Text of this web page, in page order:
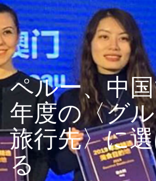
ペルー、中
年度の〈グ
旅行先〉に
る